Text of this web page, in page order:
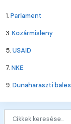
1.Parlament
3.Kozármisleny
5.USAID
7.NKE
9.Dunaharaszti